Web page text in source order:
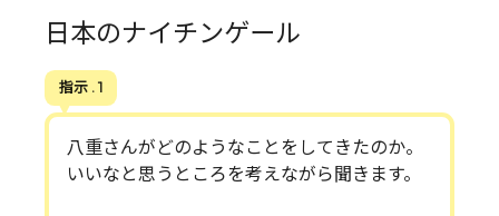
日本のナイチンゲール
指示 . 1
八重さんがどのようなことをしてきたのか。
いいなと思うところを考えながら聞きます。